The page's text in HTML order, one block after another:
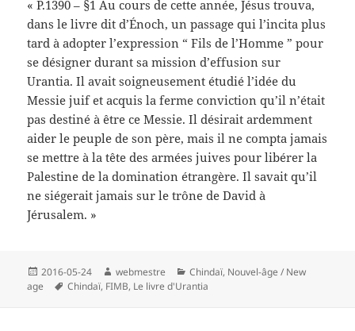
« P.1390 – §1 Au cours de cette année, Jésus trouva,
dans le livre dit d’Énoch, un passage qui l’incita plus
tard à adopter l’expression “ Fils de l’Homme ” pour
se désigner durant sa mission d’effusion sur
Urantia. Il avait soigneusement étudié l’idée du
Messie juif et acquis la ferme conviction qu’il n’était
pas destiné à être ce Messie. Il désirait ardemment
aider le peuple de son père, mais il ne compta jamais
se mettre à la tête des armées juives pour libérer la
Palestine de la domination étrangère. Il savait qu’il
ne siégerait jamais sur le trône de David à
Jérusalem. »
Publié
le
2016-05-24 Auteur
webmestre Catégories
Chindaï, Nouvel-âge / New
age
Mots-
Chindaï, FIMB, Le livre d'Urantia